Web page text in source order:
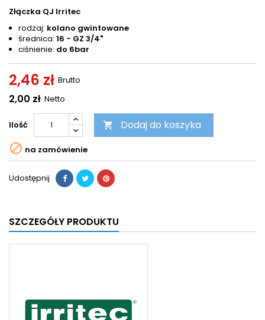
Złączka QJ Irritec
rodzaj: kolano gwintowane
średnica: 16 - GZ 3/4"
ciśnienie: do 6bar
2,46 zł Brutto
2,00 zł Netto
Ilość  Dodaj do koszyka
 na zamówienie
Udostępnij
SZCZEGÓŁY PRODUKTU